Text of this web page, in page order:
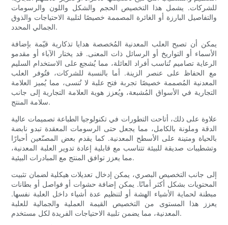
للشركات. يشمل هذا التخصيص الحجم والشكل واللون والرسومات
والتفاصيل البارزة أو الغائرة المصممة خصيصًا لتلبية الاحتياجات والذوق
الجمالي المحدد.
يمكن أن تصبح العلب المعدنية المُخصصة هدايا تذكارية قيّمة بإضافة
الأسماء أو التواريخ أو الرسائل ذات المعنى. قد يختار الآباء أو مقدمو
الرعاية تصاميم تُناسب أفراد العائلة، مما يُشجع على الاستخدام السليم
مع الحفاظ على عنصر الزينة. أما بالنسبة للشركات، فتُوفر العلب
المعدنية المُصممة خصيصًا تجربة فتح علبة لا تُنسى، مما يُميز العلامة
التجارية في الأسواق المُشبعة، ويُعزز هوية العلامة التجارية إلى جانب
سلامة المنتج.
علاوة على ذلك، أتاحت التطورات في تكنولوجيا الطباعة تصميمات عالية
الدقة وملونة بالكامل، مما يجعل حتى الرسومات المعقدة تبدو نابضة
بالحياة ومتينة على الأسطح المعدنية. كما يقدم بعض المصنّعين أحبارًا
وتشطيبات صديقة للبيئة تتناسب مع قابلية إعادة تدوير العلبة المعدنية،
مما يعزز توافق المنتج مع المبادرات البيئية.
إلى جانب التخصيص البصري، يمكن إدخال تعديلات هيكلية لضمان تثبيت
المحتويات بشكل أكثر أمانًا. يمكن إضافة حشوات أو فواصل أو بطانات
مبطنة لحماية الأشياء الهشة أو لتنظيم عدة أشياء داخل العلبة نفسها.
يعزز هذا المستوى من التخصيص القيمة العملية والجمالية للعلبة
المعدنية، مما يضمن تلبية الاحتياجات الفريدة لكل مستخدم.